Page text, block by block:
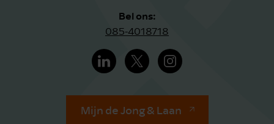
Bel ons:
085-4018718
Mijn de Jong & Laan